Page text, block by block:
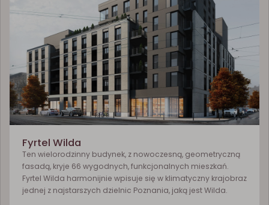
Fyrtel Wilda
Ten wielorodzinny budynek, z nowoczesną, geometryczną
fasadą, kryje 66 wygodnych, funkcjonalnych mieszkań.
Fyrtel Wilda harmonijnie wpisuje się w klimatyczny krajobraz
jednej z najstarszych dzielnic Poznania, jaką jest Wilda.